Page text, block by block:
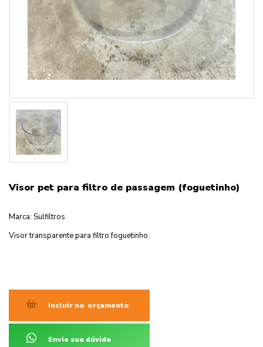
Visor pet para filtro de passagem (foguetinho)
Marca: Sulfiltros
Visor transparente para filtro foguetinho.
Incluir no orçamento
Envie sua dúvida